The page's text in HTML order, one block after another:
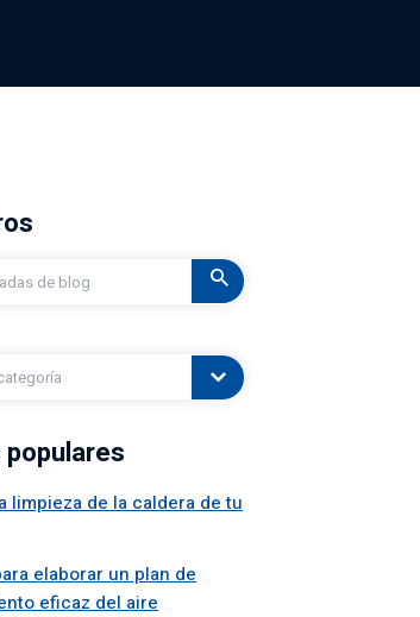
Buscar
en
populares
limpieza de la caldera de tu
elaborar un plan de
eficaz del aire